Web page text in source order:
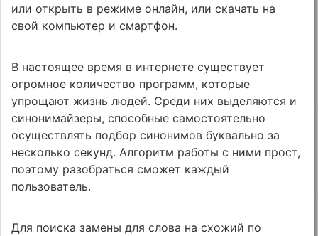
или открыть в режиме онлайн, или скачать на
свой компьютер и смартфон.
В настоящее время в интернете существует
огромное количество программ, которые
упрощают жизнь людей. Среди них выделяются и
синонимайзеры, способные самостоятельно
осуществлять подбор синонимов буквально за
несколько секунд. Алгоритм работы с ними прост,
поэтому разобраться сможет каждый
пользователь.
Для поиска замены для слова на схожий по